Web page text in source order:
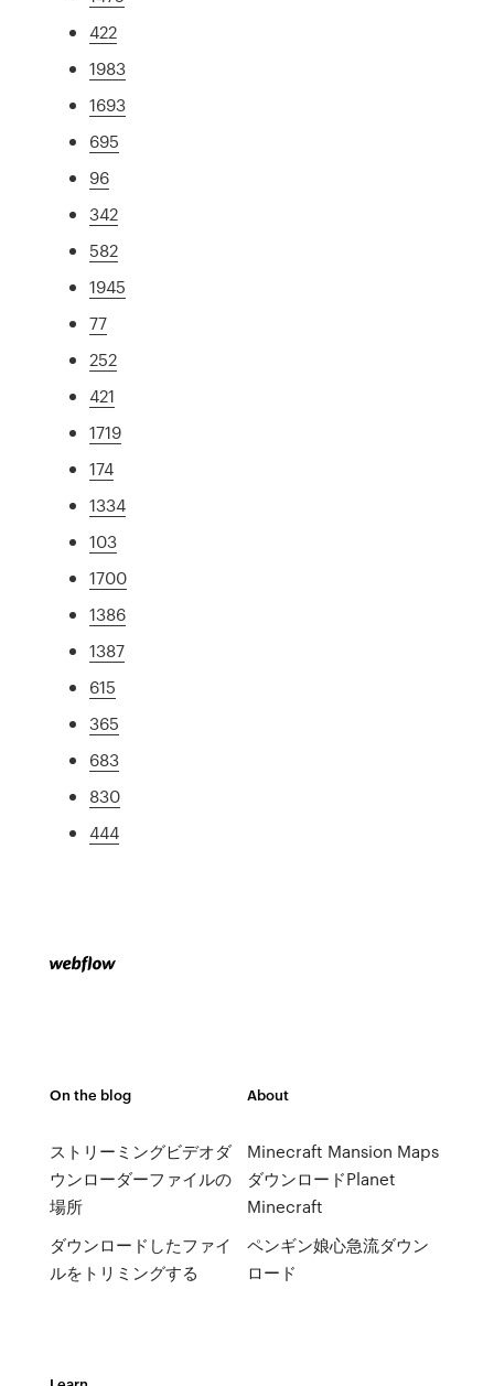
422
1983
1693
695
96
342
582
1945
77
252
421
1719
174
1334
103
1700
1386
1387
615
365
683
830
444
On the blog
ストリーミングビデオダ
ウンローダーファイルの
場所
ダウンロードしたファイ
ルをトリミングする
About
Minecraft Mansion Maps
ダウンロードPlanet
Minecraft
ペンギン娘心急流ダウン
ロード